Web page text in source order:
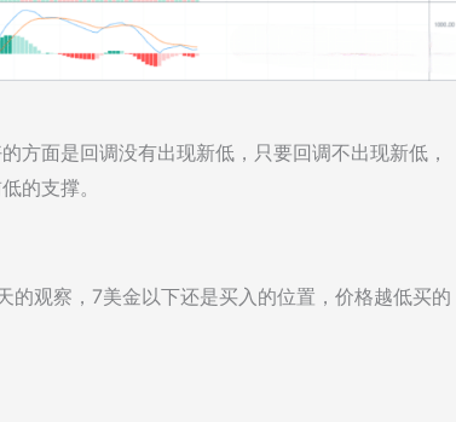
方面是回调没有出现新低，只要回调不出现新低，
的支撑。
观察，7美金以下还是买入的位置，价格越低买的